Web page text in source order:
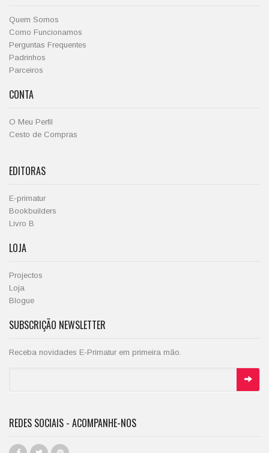
Quem Somos
Como Funcionamos
Perguntas Frequentes
Padrinhos
Parceiros
CONTA
O Meu Perfil
Cesto de Compras
EDITORAS
E-primatur
Bookbuilders
Livro B
LOJA
Projectos
Loja
Blogue
SUBSCRIÇÃO NEWSLETTER
Receba novidades E-Primatur em primeira mão.
REDES SOCIAIS - ACOMPANHE-NOS